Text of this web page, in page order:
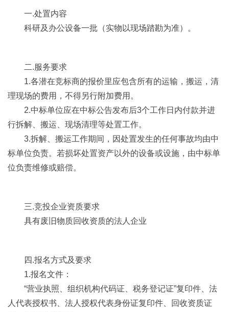
一.处置内容
科研及办公设备一批（实物以现场踏勘为准）。
二.服务要求
1.各潜在竞标商的报价里应包含所有的运输，搬运，清
理现场的费用，不得另行附加费用。
2.中标单位应在中标公告发布后3个工作日内付款并进
行拆解、搬运、现场清理等处置工作。
3.拆解、搬运工作期间，因处置发生的任何事故均由中
标单位负责。若损坏处置资产以外的设备或设施，由中标单
位负责维修或赔偿。
三.竞投企业资质要求
具有废旧物质回收资质的法人企业
四.报名方式及要求
1.报名文件：
“营业执照、组织机构代码证、税务登记证”复印件、法
人代表授权书、法人授权代表身份证复印件、回收资质证